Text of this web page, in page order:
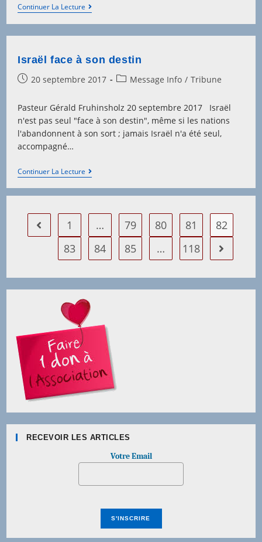
Continuer La LectureDe
L’Egypte
À
L’Assyrie
Israël face à son destin
Post20 septembre 2017
PostMessage Info / Tribune
Pasteur Gérald Fruhinsholz 20 septembre 2017 Israël
n'est pas seul "face à son destin", même si les nations
l'abandonnent à son sort ; jamais Israël n'a été seul,
accompagné…
Continuer La LectureIsraël
Face
À
Son
Go to the previous page
1 … 79 80 81
82
83
84 85 … 118 Aller à la
RECEVOIR LES ARTICLES
Votre Email